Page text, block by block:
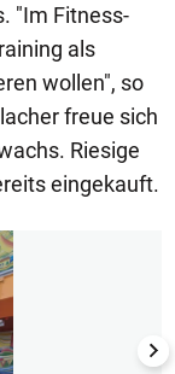
"Im Fitness-
als
wollen", so
freue sich
Riesige
eingekauft.